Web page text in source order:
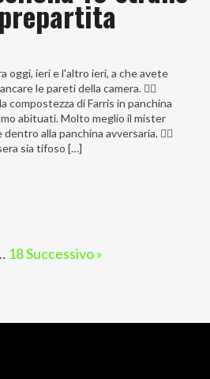
oggi, ieri e l'altro ieri, a che avete
le pareti della camera. 😵‍💫
compostezza di Farris in panchina
abituati. Molto meglio il mister
alla panchina avversaria. 😵‍💫
sia tifoso […]
18Successivo »